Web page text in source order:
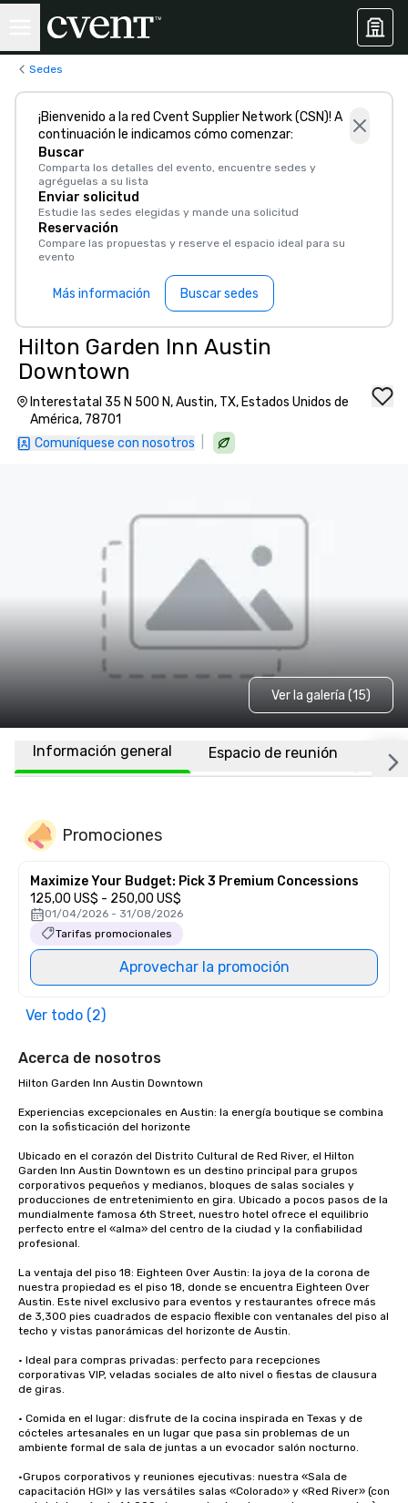
Sedes
¡Bienvenido a la red Cvent Supplier Network (CSN)! A
continuación le indicamos cómo comenzar:
Buscar
Comparta los detalles del evento, encuentre sedes y
agréguelas a su lista
Enviar solicitud
Estudie las sedes elegidas y mande una solicitud
Reservación
Compare las propuestas y reserve el espacio ideal para su
evento
Más información Buscar sedes
Hilton Garden Inn Austin
Downtown
Interestatal 35 N 500 N, Austin, TX, Estados Unidos de
América, 78701
Comuníquese con nosotros
Ver la galería (15)
Información general Espacio de reunión
Promociones
Maximize Your Budget: Pick 3 Premium Concessions
125,00 US$ - 250,00 US$
01/04/2026 - 31/08/2026
Tarifas promocionales
Aprovechar la promoción
Ver todo (2)
Acerca de nosotros
Hilton Garden Inn Austin Downtown
Experiencias excepcionales en Austin: la energía boutique se combina
con la sofisticación del horizonte
Ubicado en el corazón del Distrito Cultural de Red River, el Hilton
Garden Inn Austin Downtown es un destino principal para grupos
corporativos pequeños y medianos, bloques de salas sociales y
producciones de entretenimiento en gira. Ubicado a pocos pasos de la
mundialmente famosa 6th Street, nuestro hotel ofrece el equilibrio
perfecto entre el «alma» del centro de la ciudad y la confiabilidad
profesional.
La ventaja del piso 18: Eighteen Over Austin: la joya de la corona de
nuestra propiedad es el piso 18, donde se encuentra Eighteen Over
Austin. Este nivel exclusivo para eventos y restaurantes ofrece más
de 3,300 pies cuadrados de espacio flexible con ventanales del piso al
techo y vistas panorámicas del horizonte de Austin.
• Ideal para compras privadas: perfecto para recepciones
corporativas VIP, veladas sociales de alto nivel o fiestas de clausura
de giras.
• Comida en el lugar: disfrute de la cocina inspirada en Texas y de
cócteles artesanales en un lugar que pasa sin problemas de un
ambiente formal de sala de juntas a un evocador salón nocturno.
•Grupos corporativos y reuniones ejecutivas: nuestra «Sala de
capacitación HGI» y las versátiles salas «Colorado» y «Red River» (con